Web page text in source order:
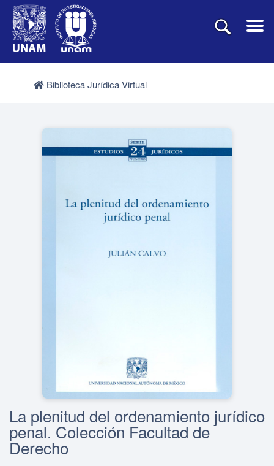
Biblioteca Jurídica Virtual
La plenitud del ordenamiento jurídico
penal. Colección Facultad de
Derecho